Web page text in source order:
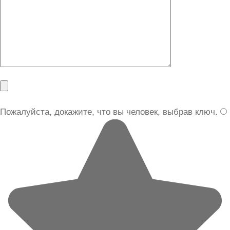
Пожалуйста, докажите, что вы человек, выбрав ключ.